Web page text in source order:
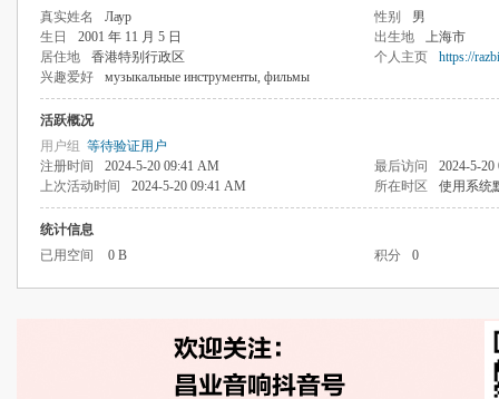
真实姓名 Лаур 性别
男
生日
2001 年 11 月 5 日 出生地
上海市
居住地
香港特别行政区 个人主页
https://
兴趣爱好
музыкальные инструменты, фильмы
活跃概况
用户组 等待验证用户
注册时间
2024-5-20 09:41 AM 最后访问
2024-5-
上次活动时间
2024-5-20 09:41 AM 所在时区 使用系统
统计信息
已用空间
0 B 积分 0